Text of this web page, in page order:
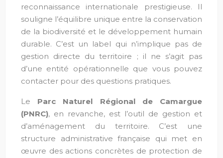
reconnaissance internationale prestigieuse. Il
souligne l’équilibre unique entre la conservation
de la biodiversité et le développement humain
durable. C’est un label qui n’implique pas de
gestion directe du territoire ; il ne s’agit pas
d’une entité opérationnelle que vous pouvez
contacter pour des questions pratiques.
Le Parc Naturel Régional de Camargue
(PNRC), en revanche, est l’outil de gestion et
d’aménagement du territoire. C’est une
structure administrative française qui met en
œuvre des actions concrètes de protection de